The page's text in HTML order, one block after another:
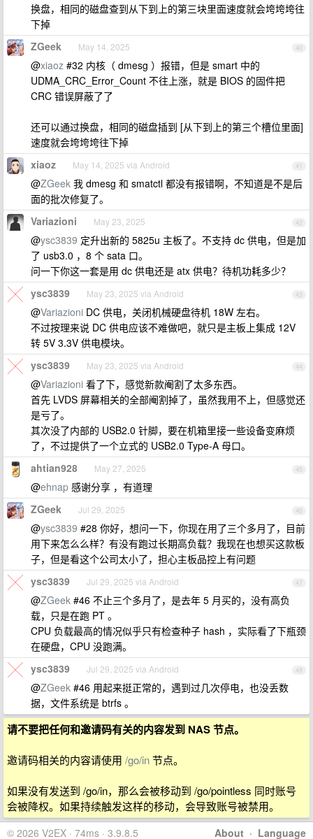
换盘，相同的磁盘查到从下到上的第三块里面速度就会垮垮垮往
下掉
40
ZGeek May 14, 2025
@xiaoz #32 内核（ dmesg ）报错，但是 smart 中的
UDMA_CRC_Error_Count 不往上涨，就是 BIOS 的固件把
CRC 错误屏蔽了了
还可以通过换盘，相同的磁盘插到 [从下到上的第三个槽位里面]
速度就会垮垮垮往下掉
41
xiaoz May 14, 2025 via Android
@ZGeek 我 dmesg 和 smatctl 都没有报错啊，不知道是不是后
面的批次修复了。
42
Variazioni May 23, 2025
@ysc3839 定升出新的 5825u 主板了。不支持 dc 供电，但是加
了 usb3.0 ，8 个 sata 口。
问一下你这一套是用 dc 供电还是 atx 供电？待机功耗多少？
43
ysc3839 May 23, 2025 via Android
@Variazioni DC 供电，关闭机械硬盘待机 18W 左右。
不过按理来说 DC 供电应该不难做吧，就只是主板上集成 12V
转 5V 3.3V 供电模块。
44
ysc3839 May 23, 2025 via Android
@Variazioni 看了下，感觉新款阉割了太多东西。
首先 LVDS 屏幕相关的全部阉割掉了，虽然我用不上，但感觉还
是亏了。
其次没了内部的 USB2.0 针脚，要在机箱里接一些设备变麻烦
了，不过提供了一个立式的 USB2.0 Type-A 母口。
45
ahtian928 May 27, 2025
@ehnap 感谢分享 ，有道理
46
ZGeek Jul 29, 2025
@ysc3839 #28 你好，想问一下，你现在用了三个多月了，目前
用下来怎么么样？有没有跑过长期高负载？我现在也想买这款板
子，但是看这个公司太小了，担心主板品控上有问题
47
ysc3839 Jul 29, 2025 via Android
@ZGeek #46 不止三个多月了，是去年 5 月买的，没有高负
载，只是在跑 PT 。
CPU 负载最高的情况似乎只有检查种子 hash ，实际看了下瓶颈
在硬盘，CPU 没跑满。
48
ysc3839 Jul 29, 2025 via Android
@ZGeek #46 用起来挺正常的，遇到过几次停电，也没丢数
据，文件系统是 btrfs 。
请不要把任何和邀请码有关的内容发到 NAS 节点。
邀请码相关的内容请使用 /go/in节点。
如果没有发送到 /go/in，那么会被移动到 /go/pointless 同时账号
会被降权。如果持续触发这样的移动，会导致账号被禁用。
About · Language
© 2026 V2EX · 74ms · 3.9.8.5